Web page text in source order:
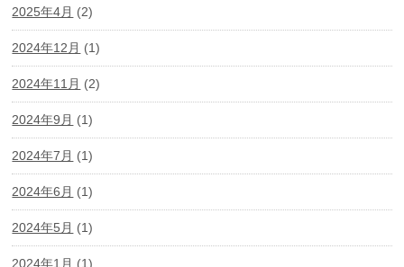
2025年4月 (2)
2024年12月 (1)
2024年11月 (2)
2024年9月 (1)
2024年7月 (1)
2024年6月 (1)
2024年5月 (1)
2024年1月 (1)